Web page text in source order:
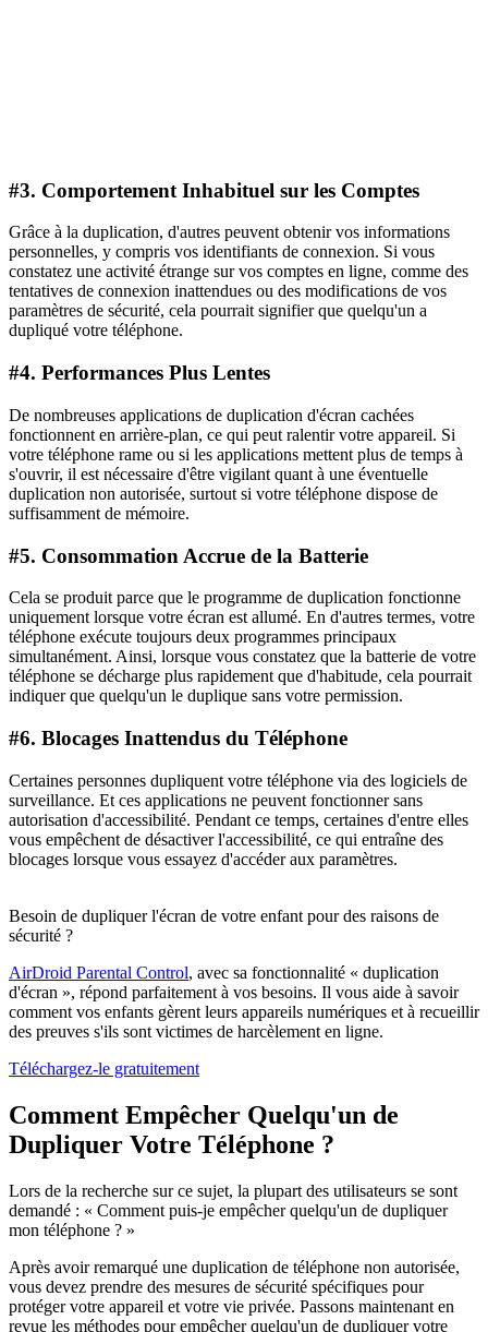
#3. Comportement Inhabituel sur les Comptes
Grâce à la duplication, d'autres peuvent obtenir vos informations
personnelles, y compris vos identifiants de connexion. Si vous
constatez une activité étrange sur vos comptes en ligne, comme des
tentatives de connexion inattendues ou des modifications de vos
paramètres de sécurité, cela pourrait signifier que quelqu'un a
dupliqué votre téléphone.
#4. Performances Plus Lentes
De nombreuses applications de duplication d'écran cachées
fonctionnent en arrière-plan, ce qui peut ralentir votre appareil. Si
votre téléphone rame ou si les applications mettent plus de temps à
s'ouvrir, il est nécessaire d'être vigilant quant à une éventuelle
duplication non autorisée, surtout si votre téléphone dispose de
suffisamment de mémoire.
#5. Consommation Accrue de la Batterie
Cela se produit parce que le programme de duplication fonctionne
uniquement lorsque votre écran est allumé. En d'autres termes, votre
téléphone exécute toujours deux programmes principaux
simultanément. Ainsi, lorsque vous constatez que la batterie de votre
téléphone se décharge plus rapidement que d'habitude, cela pourrait
indiquer que quelqu'un le duplique sans votre permission.
#6. Blocages Inattendus du Téléphone
Certaines personnes dupliquent votre téléphone via des logiciels de
surveillance. Et ces applications ne peuvent fonctionner sans
autorisation d'accessibilité. Pendant ce temps, certaines d'entre elles
vous empêchent de désactiver l'accessibilité, ce qui entraîne des
blocages lorsque vous essayez d'accéder aux paramètres.
Besoin de dupliquer l'écran de votre enfant pour des raisons de
sécurité ?
AirDroid Parental Control, avec sa fonctionnalité « duplication
d'écran », répond parfaitement à vos besoins. Il vous aide à savoir
comment vos enfants gèrent leurs appareils numériques et à recueillir
des preuves s'ils sont victimes de harcèlement en ligne.
Téléchargez-le gratuitement
Comment Empêcher Quelqu'un de
Dupliquer Votre Téléphone ?
Lors de la recherche sur ce sujet, la plupart des utilisateurs se sont
demandé : « Comment puis-je empêcher quelqu'un de dupliquer
mon téléphone ? »
Après avoir remarqué une duplication de téléphone non autorisée,
vous devez prendre des mesures de sécurité spécifiques pour
protéger votre appareil et votre vie privée. Passons maintenant en
revue les méthodes pour empêcher quelqu'un de dupliquer votre